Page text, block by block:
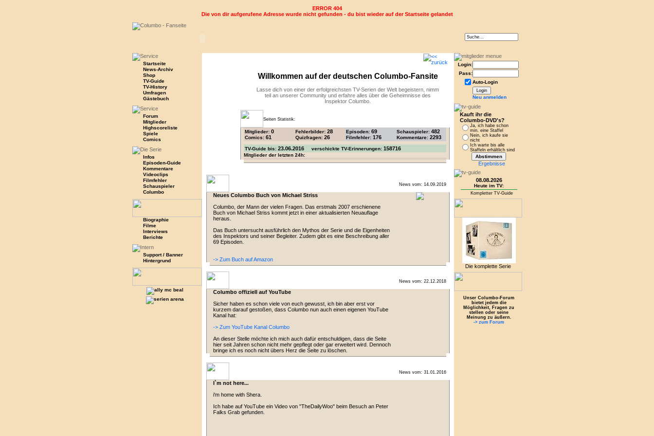
ERROR 404
Die von dir aufgerufene Adresse wurde nicht gefunden - du bist wieder auf der Startseite gelandet
Startseite
News-Archiv
Shop
TV-Guide
TV-History
Umfragen
Gästebuch
Forum
Mitglieder
Highscoreliste
Spiele
Comics
Infos
Episoden-Guide
Kommentare
Videoclips
Filmfehler
Schauspieler
Columbo
Biographie
Filme
Interviews
Berichte
Support / Banner
Hintergrund
Login:
Pass:
Auto-Login
Neu anmelden
Kauft ihr die
Columbo-DVD's?
Ja, ich habe schon
min. eine Staffel
Nein, ich kaufe sie
nicht
Ich warte bis alle
Staffeln erhältlich sind
Ergebnisse
08.08.2026
Heute im TV:
Kompletter TV-Guide
Die komplette Serie
Unser Columbo-Forum
bietet jedem die
Möglichkeit, Fragen zu
stellen oder seine
Meinung zu äußern.
-> zum Forum
Willkommen auf der deutschen Columbo-Fansite
Lasse dich von einer der erfolgreichsten TV-Serien der Welt begeistern, nimm
teil an unserer Community und erfahre alles über die Geheimnisse des
Inspektor Columbo.
Seiten Statistik:
Mitglieder: 0
Comics: 61
Fehlerbilder: 28
Quizfragen:26
Episoden: 69
Filmfehler: 176
Schauspieler:482
Kommentare:2293
TV-Guide bis: 23.06.2016 verschickte TV-Erinnerungen: 158716
Mitglieder der letzten 24h:
News vom: 14.09.2019
Neues Columbo Buch von Michael Striss
Columbo, der Mann der vielen Fragen. Das erstmals 2007 erschienene
Buch von Michael Striss kommt jetzt in einer aktualisierten Neuauflage
heraus.
Das Buch untersucht ausführlich den Mythos der Serie und die Eigenheiten
des Inspektors und seiner Begleiter. Zudem gibt es eine Beschreibung aller
69 Episoden.
-> Zum Buch auf Amazon
News vom: 22.12.2018
Columbo offiziell auf YouTube
Sicher haben es schon viele von euch gewusst, ich bin aber erst vor
kurzem darauf gestoßen, dass Columbo nun auch einen eigenen YouTube
Kanal hat:
-> Zum YouTube Kanal Columbo
An dieser Stelle möchte ich mich auch dafür entschuldigen, dass die Seite
hier seit Jahren schon nicht mehr gepflegt oder gar erweitert wird. Dennoch
bringe ich es noch nicht übers Herz die Seite zu löschen.
News vom: 31.01.2016
I`m not here...
i'm home with Shera.
Ich habe auf YouTube ein Video von "TheDailyWoo" beim Besuch an Peter
Falks Grab gefunden.